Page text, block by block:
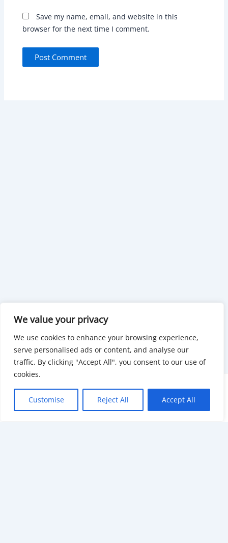
We value your privacy
We use cookies to enhance your browsing experience,
serve personalised ads or content, and analyse our
traffic. By clicking "Accept All", you consent to our use of
cookies.
Customise Reject All Accept All
Save my name, email, and website in this
browser for the next time I comment.
Copyright © 2026 KnowMyGovt. All rights reserved.